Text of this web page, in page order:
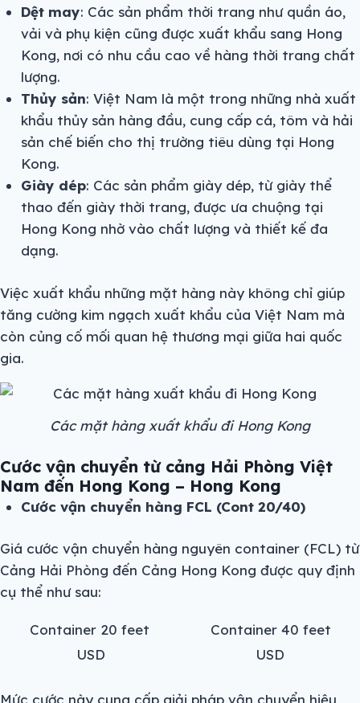
Dệt may: Các sản phẩm thời trang như quần áo,
vải và phụ kiện cũng được xuất khẩu sang Hong
Kong, nơi có nhu cầu cao về hàng thời trang chất
lượng.
Thủy sản: Việt Nam là một trong những nhà xuất
khẩu thủy sản hàng đầu, cung cấp cá, tôm và hải
sản chế biến cho thị trường tiêu dùng tại Hong
Kong.
Giày dép: Các sản phẩm giày dép, từ giày thể
thao đến giày thời trang, được ưa chuộng tại
Hong Kong nhờ vào chất lượng và thiết kế đa
dạng.
Việc xuất khẩu những mặt hàng này không chỉ giúp
tăng cường kim ngạch xuất khẩu của Việt Nam mà
còn củng cố mối quan hệ thương mại giữa hai quốc
gia.
Các mặt hàng xuất khẩu đi Hong Kong
Cước vận chuyển từ cảng Hải Phòng Việt
Nam đến Hong Kong – Hong Kong
Cước vận chuyển hàng FCL (Cont 20/40)
Giá cước vận chuyển hàng nguyên container (FCL) từ
Cảng Hải Phòng đến Cảng Hong Kong được quy định
cụ thể như sau:
Container 20 feet
Container 40 feet
USD
USD
Mức cước này cung cấp giải pháp vận chuyển hiệu